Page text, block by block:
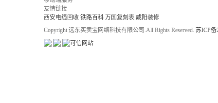
友情链接
西安电缆回收 铁路百科 万国复刻表 咸阳装修
Copyright 远东买卖宝网络科技有限公司.All Rights Reserved. 苏ICP备